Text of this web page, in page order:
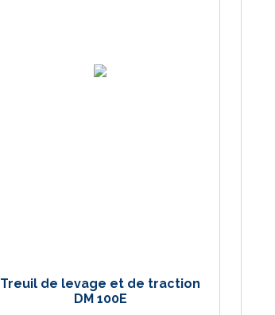
Treuil de levage et de traction
DM 100E